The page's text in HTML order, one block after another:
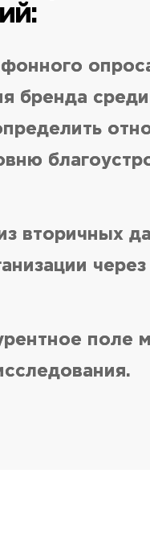
бренда
вторичных
через
поле